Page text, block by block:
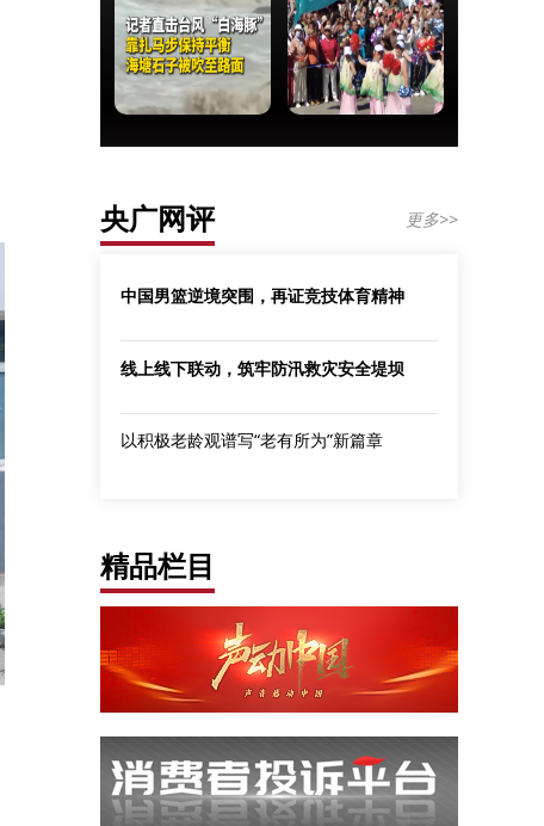
央广网评 更多>>
中国男篮逆境突围，再证竞技体育精神
线上线下联动，筑牢防汛救灾安全堤坝
以积极老龄观谱写“老有所为”新篇章
精品栏目